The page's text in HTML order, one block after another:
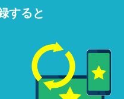
すると